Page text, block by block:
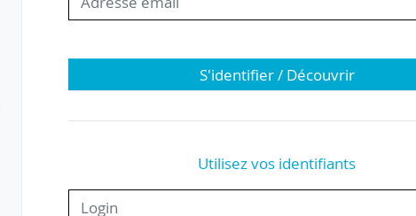
S'identifier / Découvrir
Utilisez vos identifiants